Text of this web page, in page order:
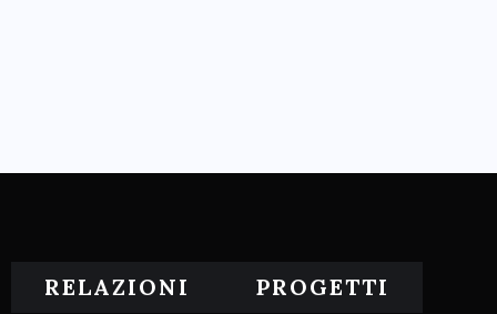
RELAZIONI PROGETTI